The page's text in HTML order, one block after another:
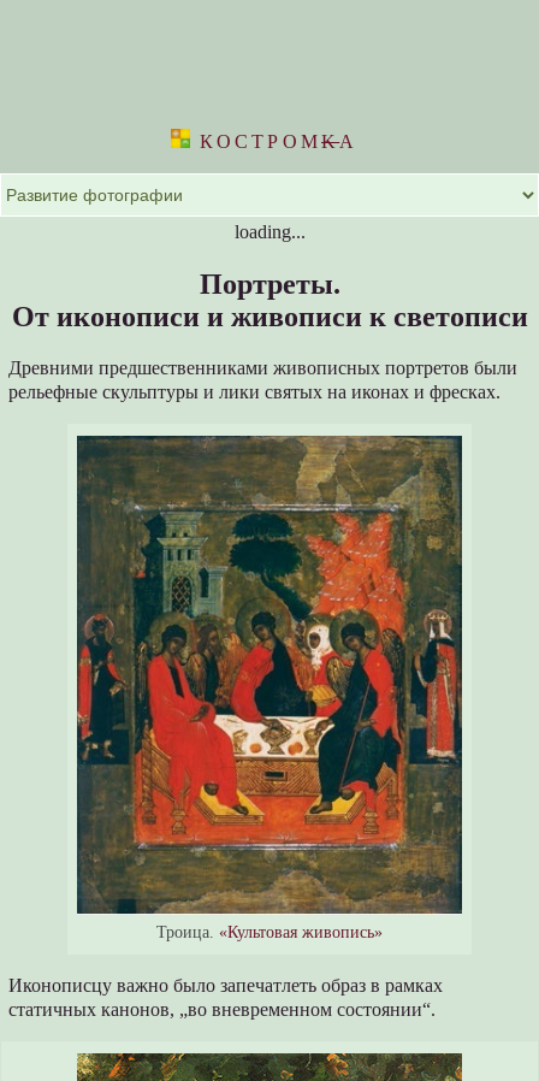
КОСТРОМKА
loading...
Портреты.
От иконописи и живописи к светописи
Древними предшественниками живописных портретов были
рельефные скульптуры и лики святых на иконах и фресках.
Троица. «Культовая живопись»
Иконописцу важно было запечатлеть образ в рамках
статичных канонов, „во вневременном состоянии“.